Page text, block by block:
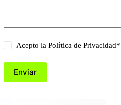
Acepto la Política de Privacidad*
Enviar